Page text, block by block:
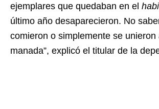
ejemplares que quedaban en el
último año desaparecieron. No
comieron o simplemente se unieron
manada”, explicó el titular de la